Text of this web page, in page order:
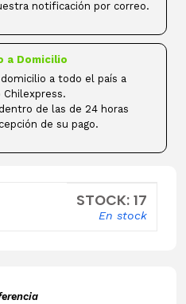
notificación por correo.
a Domicilio
a todo el país a
de las de 24 horas
de su pago.
STOCK: 17
En stock